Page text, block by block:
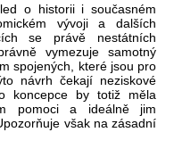
o historii i současném
vývoji a dalších
se právě nestátních
vymezuje samotný
spojených, které jsou pro
návrh čekají neziskové
koncepce by totiž měla
pomoci a ideálně jim
však na zásadní